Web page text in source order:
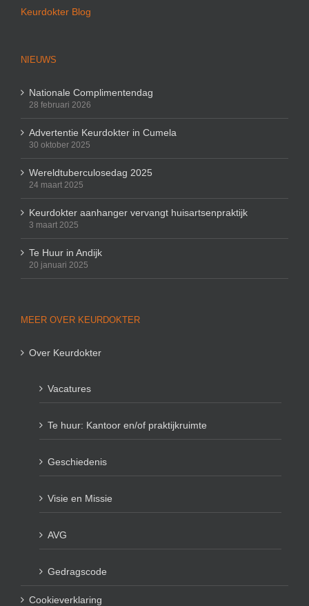
Keurdokter Blog
NIEUWS
Nationale Complimentendag
28 februari 2026
Advertentie Keurdokter in Cumela
30 oktober 2025
Wereldtuberculosedag 2025
24 maart 2025
Keurdokter aanhanger vervangt huisartsenpraktijk
3 maart 2025
Te Huur in Andijk
20 januari 2025
MEER OVER KEURDOKTER
Over Keurdokter
Vacatures
Te huur: Kantoor en/of praktijkruimte
Geschiedenis
Visie en Missie
AVG
Gedragscode
Cookieverklaring